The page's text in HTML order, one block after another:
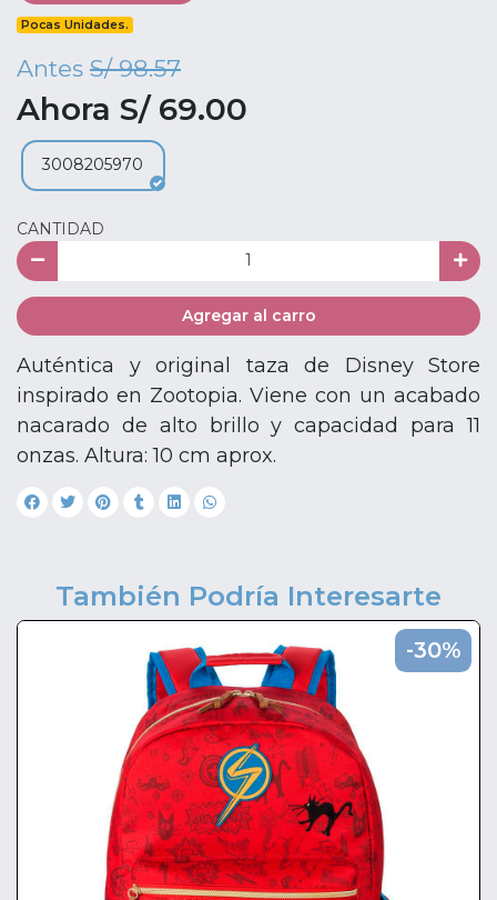
Pocas Unidades.
Antes S/ 98.57
Ahora S/ 69.00
3008205970
CANTIDAD
Agregar al carro
Auténtica y original taza de Disney Store
inspirado en Zootopia. Viene con un acabado
nacarado de alto brillo y capacidad para 11
onzas. Altura: 10 cm aprox.
También Podría Interesarte
-30%